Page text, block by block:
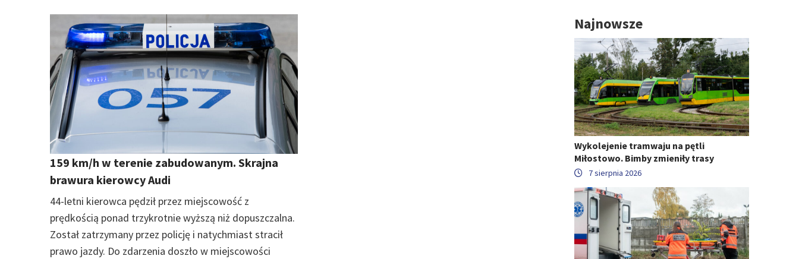
159 km/h w terenie zabudowanym. Skrajna
brawura kierowcy Audi
44-letni kierowca pędził przez miejscowość z
prędkością ponad trzykrotnie wyższą niż dopuszczalna.
Został zatrzymany przez policję i natychmiast stracił
prawo jazdy. Do zdarzenia doszło w miejscowości
Najnowsze
Wykolejenie tramwaju na pętli
Miłostowo. Bimby zmieniły trasy
7 sierpnia 2026